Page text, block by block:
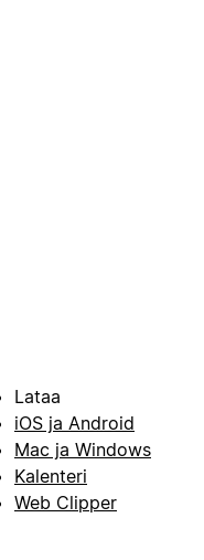
Lataa
iOS ja Android
Mac ja Windows
Kalenteri
Web Clipper